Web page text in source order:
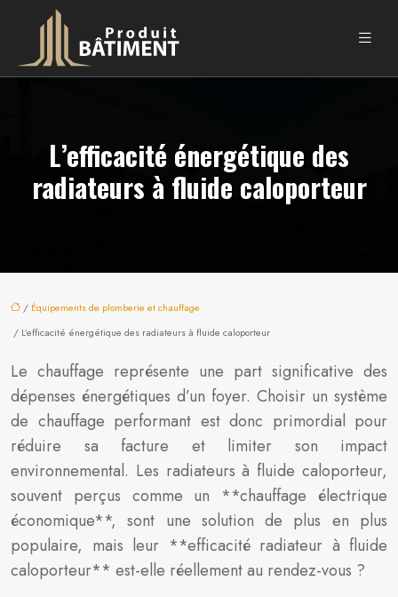
L’efficacité énergétique des
radiateurs à fluide caloporteur
/ Équipements de plomberie et chauffage
/ L’efficacité énergétique des radiateurs à fluide caloporteur
Le chauffage représente une part significative des
dépenses énergétiques d’un foyer. Choisir un système
de chauffage performant est donc primordial pour
réduire sa facture et limiter son impact
environnemental. Les radiateurs à fluide caloporteur,
souvent perçus comme un **chauffage électrique
économique**, sont une solution de plus en plus
populaire, mais leur **efficacité radiateur à fluide
caloporteur** est-elle réellement au rendez-vous ?